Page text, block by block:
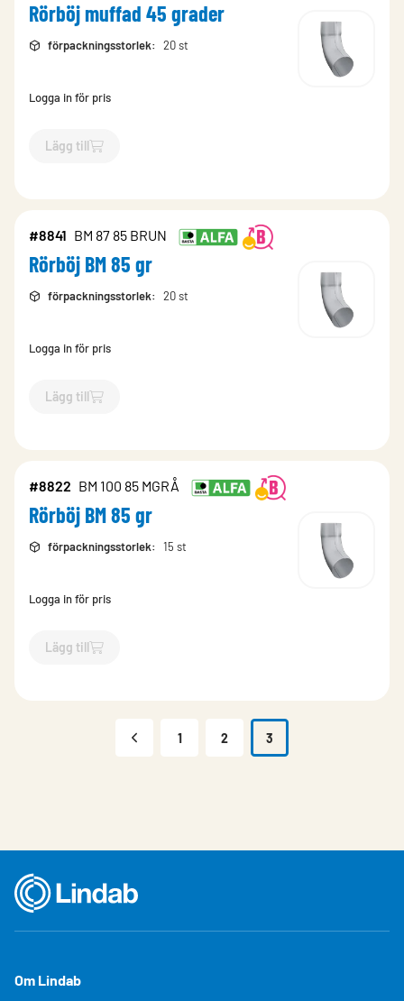
Rörböj muffad 45 grader
förpackningsstorlek: 20 st
Logga in för pris
Lägg till
`$Lägg till
#8841 BM 87 85 BRUN
Rörböj BM 85 gr
förpackningsstorlek: 20 st
Logga in för pris
Lägg till
`$Lägg till
#8822 BM 100 85 MGRÅ
Rörböj BM 85 gr
förpackningsstorlek: 15 st
Logga in för pris
Lägg till
`$Lägg till
1 2 3
Om Lindab